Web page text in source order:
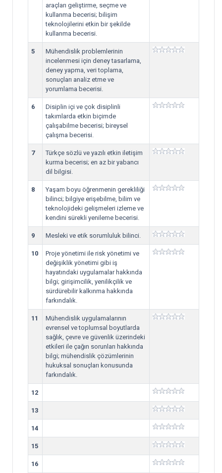
araçları geliştirme, seçme ve
kullanma becerisi; bilişim
teknolojilerini etkin bir şekilde
kullanma becerisi.
5
Mühendislik problemlerinin
incelenmesi için deney tasarlama,
deney yapma, veri toplama,
sonuçları analiz etme ve
yorumlama becerisi.
6
Disiplin içi ve çok disiplinli
takımlarda etkin biçimde
çalışabilme becerisi; bireysel
çalışma becerisi.
7
Türkçe sözlü ve yazılı etkin iletişim
kurma becerisi; en az bir yabancı
dil bilgisi.
8
Yaşam boyu öğrenmenin gerekliliği
bilinci; bilgiye erişebilme, bilim ve
teknolojideki gelişmeleri izleme ve
kendini sürekli yenileme becerisi.
9 Mesleki ve etik sorumluluk bilinci.
10
Proje yönetimi ile risk yönetimi ve
değişiklik yönetimi gibi iş
hayatındaki uygulamalar hakkında
bilgi; girişimcilik, yenilikçilik ve
sürdürebilir kalkınma hakkında
farkındalık.
11
Mühendislik uygulamalarının
evrensel ve toplumsal boyutlarda
sağlık, çevre ve güvenlik üzerindeki
etkileri ile çağın sorunları hakkında
bilgi; mühendislik çözümlerinin
hukuksal sonuçları konusunda
farkındalık.
12
13
14
15
16